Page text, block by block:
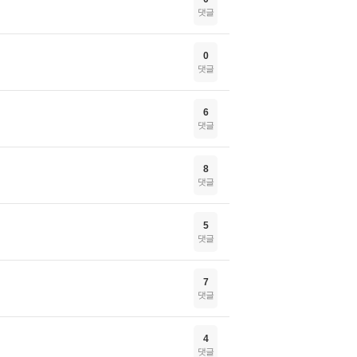
댓글
0
댓글
6
댓글
8
댓글
5
댓글
7
댓글
4
댓글